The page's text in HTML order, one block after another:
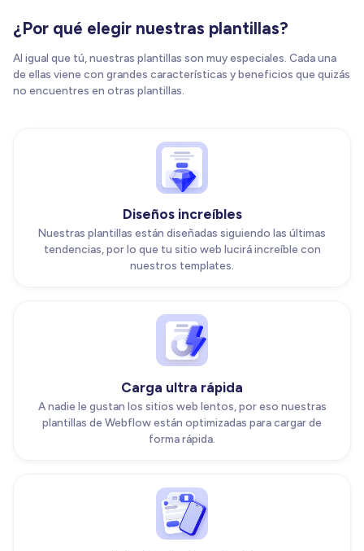
¿Por qué elegir nuestras plantillas?
Al igual que tú, nuestras plantillas son muy especiales. Cada una
de ellas viene con grandes características y beneficios que quizás
no encuentres en otras plantillas.
Diseños increíbles
Nuestras plantillas están diseñadas siguiendo las últimas
tendencias, por lo que tu sitio web lucirá increíble con
nuestros templates.
Carga ultra rápida
A nadie le gustan los sitios web lentos, por eso nuestras
plantillas de Webflow están optimizadas para cargar de
forma rápida.